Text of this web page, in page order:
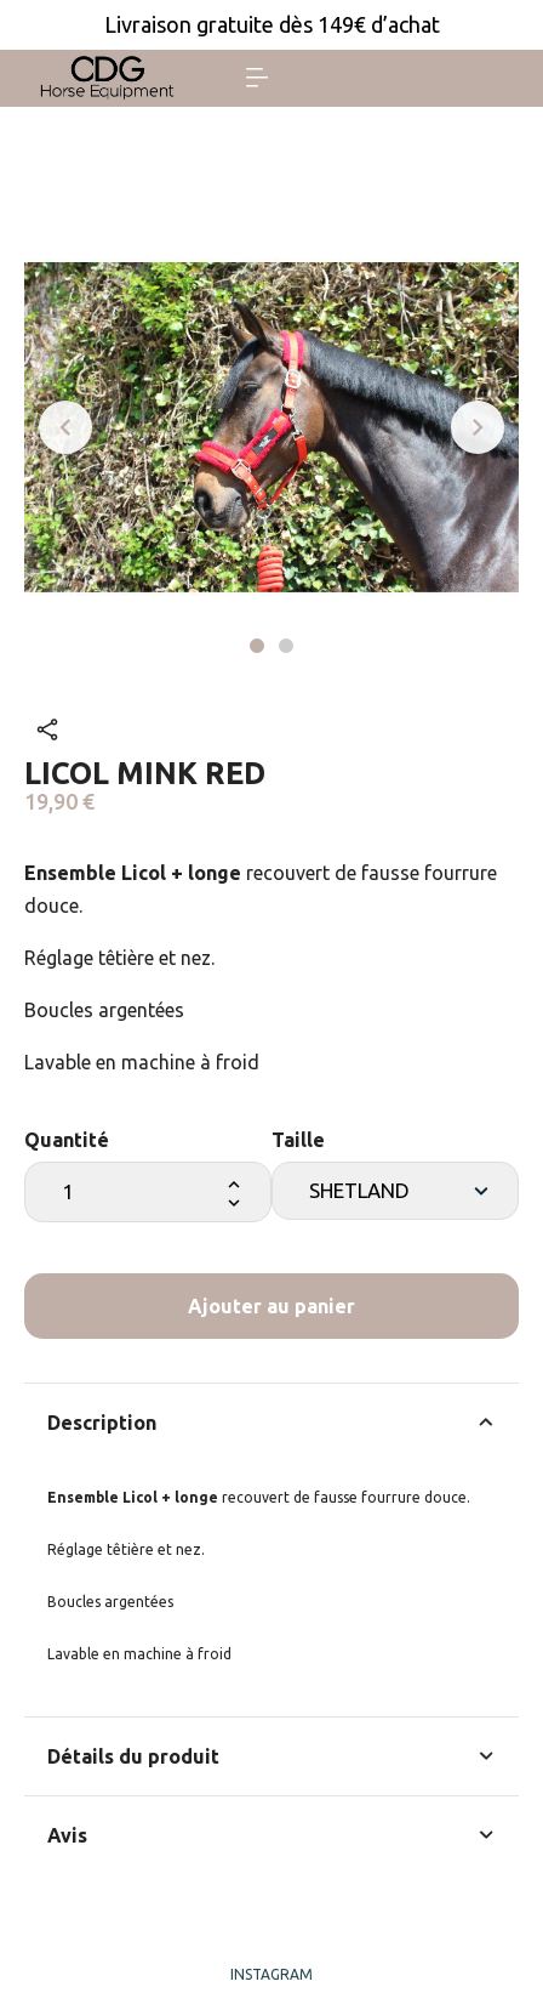
Livraison gratuite dès 149€ d’achat
 
LICOL MINK RED
19,90 €
Ensemble Licol + longe recouvert de fausse fourrure
douce.
Réglage têtière et nez.
Boucles argentées
Lavable en machine à froid
Quantité Taille
Ajouter au panier
Description
Ensemble Licol + longe recouvert de fausse fourrure douce.
Réglage têtière et nez.
Boucles argentées
Lavable en machine à froid
Détails du produit
Avis
INSTAGRAM